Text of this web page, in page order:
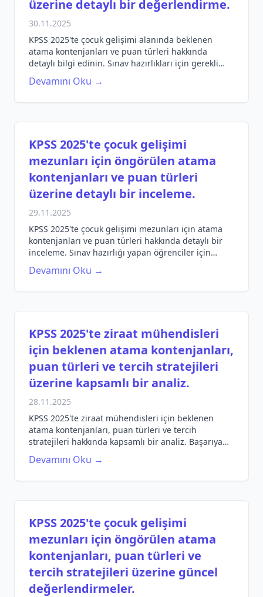
üzerine detaylı bir değerlendirme.
30.11.2025
KPSS 2025'te çocuk gelişimi alanında beklenen
atama kontenjanları ve puan türleri hakkında
detaylı bilgi edinin. Sınav hazırlıkları için gerekli
ipuçları burada!
Devamını Oku →
KPSS 2025'te çocuk gelişimi
mezunları için öngörülen atama
kontenjanları ve puan türleri
üzerine detaylı bir inceleme.
29.11.2025
KPSS 2025'te çocuk gelişimi mezunları için atama
kontenjanları ve puan türleri hakkında detaylı bir
inceleme. Sınav hazırlığı yapan öğrenciler için
gerekli bilgiler ve ipuçları.
Devamını Oku →
KPSS 2025'te ziraat mühendisleri
için beklenen atama kontenjanları,
puan türleri ve tercih stratejileri
üzerine kapsamlı bir analiz.
28.11.2025
KPSS 2025'te ziraat mühendisleri için beklenen
atama kontenjanları, puan türleri ve tercih
stratejileri hakkında kapsamlı bir analiz. Başarıya
ulaşmak için gereken tüm bilgiler burada!
Devamını Oku →
KPSS 2025'te çocuk gelişimi
mezunları için öngörülen atama
kontenjanları, puan türleri ve
tercih stratejileri üzerine güncel
değerlendirmeler.